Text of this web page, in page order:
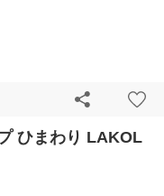
ひまわり LAKOL